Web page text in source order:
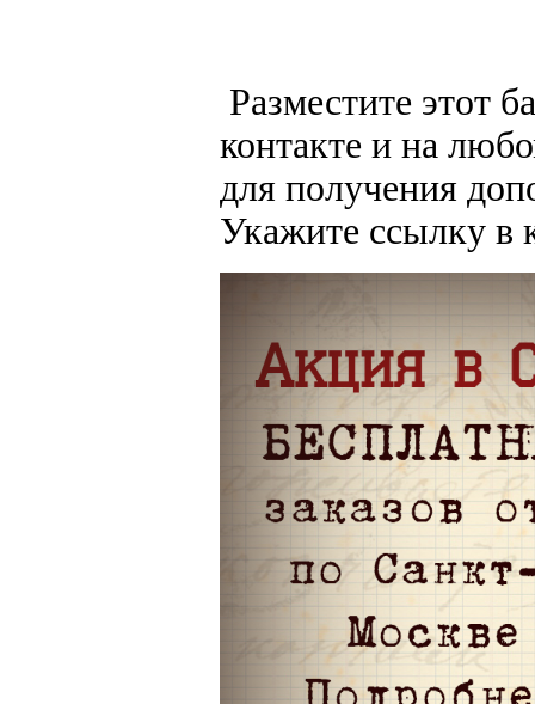
Разместите этот
контакте и на
для получения
Укажите ссылку в